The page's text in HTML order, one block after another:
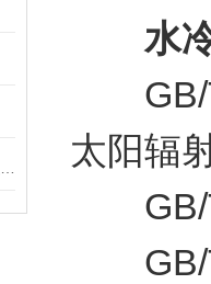
水
GB/T
太阳辐
GB/T
GB/T